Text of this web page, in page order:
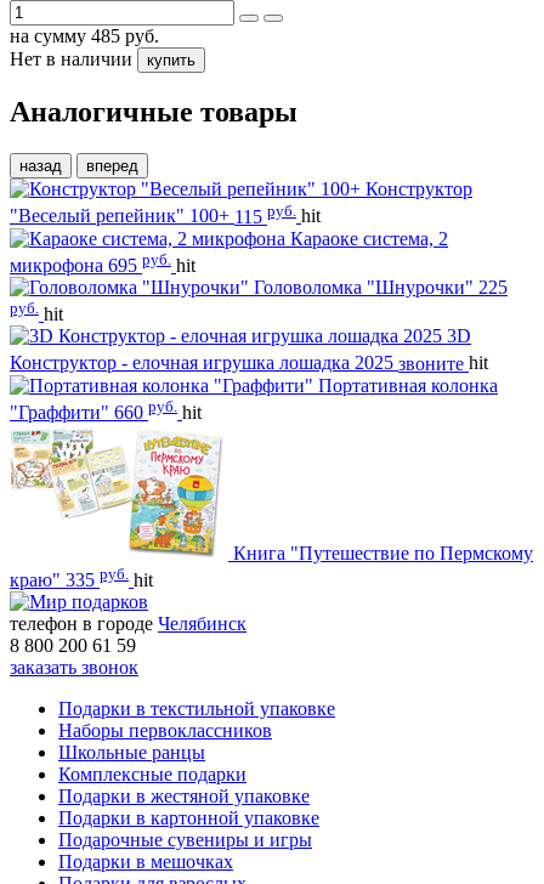
на сумму 485 руб.
Нет в наличии
купить
Аналогичные товары
назад вперед
Конструктор
"Веселый репейник" 100+ 115 руб. hit
Караоке система, 2
микрофона 695 руб. hit
Головоломка "Шнурочки" 225
руб. hit
3D
Конструктор - елочная игрушка лошадка 2025 звоните hit
Портативная колонка
"Граффити" 660 руб. hit
Книга "Путешествие по Пермскому
краю" 335 руб. hit
телефон в городе Челябинск
8 800 200 61 59
заказать звонок
Подарки в текстильной упаковке
Наборы первоклассников
Школьные ранцы
Комплексные подарки
Подарки в жестяной упаковке
Подарки в картонной упаковке
Подарочные сувениры и игры
Подарки в мешочках